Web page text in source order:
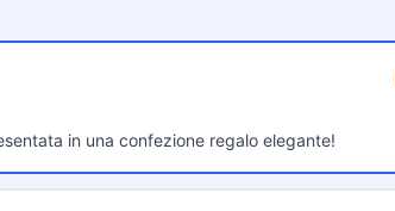
in una confezione regalo elegante!